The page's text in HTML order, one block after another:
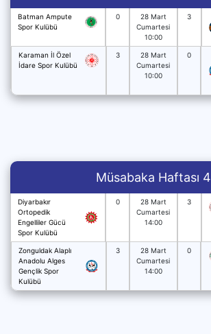
Batman Ampute
Spor Kulübü
0
28 Mart
Cumartesi
10:00
3
Karaman İl Özel
İdare Spor Kulübü
3
28 Mart
Cumartesi
10:00
0
Müsabaka Haftası 4
Diyarbakır
Ortopedik
Engelliler Gücü
Spor Kulübü
0
28 Mart
Cumartesi
14:00
3
Zonguldak Alaplı
Anadolu Alges
Gençlik Spor
Kulübü
3
28 Mart
Cumartesi
14:00
0